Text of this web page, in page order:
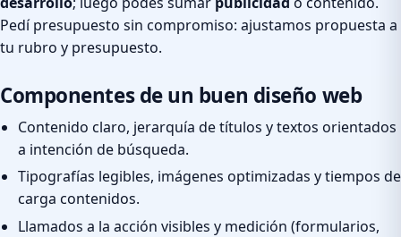
Pedí presupuesto sin compromiso: ajustamos propuesta a
tu rubro y presupuesto.
Componentes de un buen diseño web
Contenido claro, jerarquía de títulos y textos orientados
a intención de búsqueda.
Tipografías legibles, imágenes optimizadas y tiempos de
carga contenidos.
Llamados a la acción visibles y medición (formularios,